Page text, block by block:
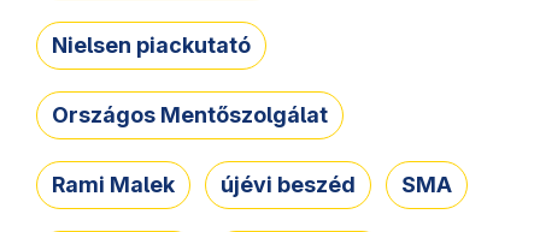
Nielsen piackutató
Országos Mentőszolgálat
Rami Malek újévi beszéd SMA